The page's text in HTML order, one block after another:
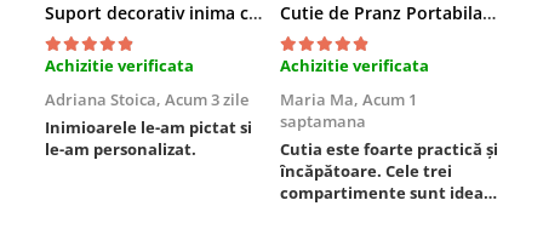
Suport decorativ inima cu mesaje, Cadou cu suflet
Achizitie verificata
Adriana Stoica, Acum 3 zile
Inimioarele le-am pictat si
le-am personalizat.
Cutie de Pranz Portabila cu Compartimente
Achizitie verificata
Maria Ma, Acum 1
saptamana
Cutia este foarte practică și
încăpătoare. Cele trei
compartimente sunt ideale